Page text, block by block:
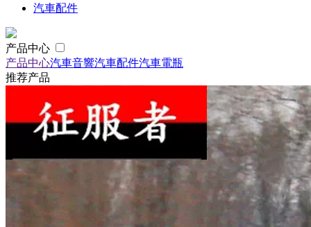
汽車配件
产品中心
产品中心汽車音響汽車配件汽車電瓶
推荐产品